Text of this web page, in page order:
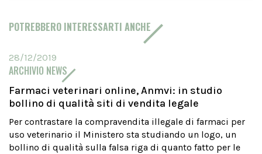
POTREBBERO INTERESSARTI ANCHE
28/12/2019
ARCHIVIO NEWS
Farmaci veterinari online, Anmvi: in studio
bollino di qualità siti di vendita legale
Per contrastare la compravendita illegale di farmaci per
uso veterinario il Ministero sta studiando un logo, un
bollino di qualità sulla falsa riga di quanto fatto per le